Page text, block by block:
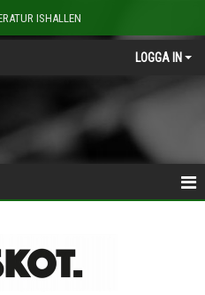
ISHALLEN
LOGGA IN